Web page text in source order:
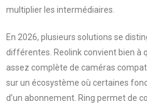
multiplier les intermédiaires.
En 2026, plusieurs solutions se
différentes. Reolink convient bien à
assez complète de caméras
sur un écosystème où certaines
d’un abonnement. Ring permet de